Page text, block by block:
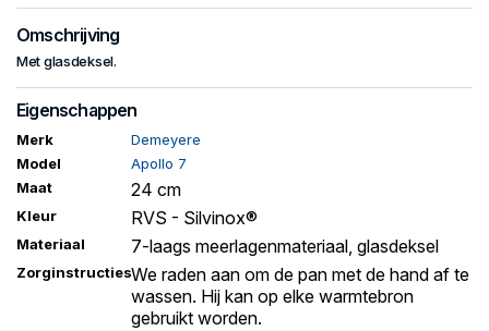
Omschrijving
Met glasdeksel.
Eigenschappen
Merk
Demeyere
Model
Apollo 7
Maat
24 cm
Kleur RVS - Silvinox®
Materiaal 7-laags meerlagenmateriaal, glasdeksel
ZorginstructiesWe raden aan om de pan met de hand af te
wassen. Hij kan op elke warmtebron
gebruikt worden.